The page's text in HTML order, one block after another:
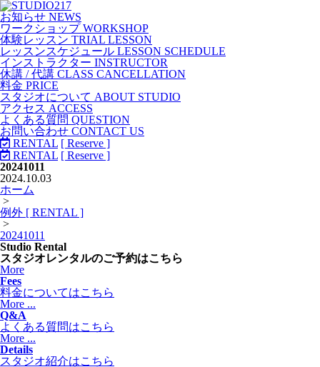
お知らせ NEWS
ワークショップ WORKSHOP
体験レッスン TRIAL LESSON
レッスンスケジュール LESSON SCHEDULE
インストラクター INSTRUCTOR
休講 / 代講 CLASS CANCELLATION
料金 PRICE
スタジオについて ABOUT STUDIO
アクセス ACCESS
よくある質問 QUESTION
お問い合わせ CONTACT US
RENTAL [ Reserve ]
RENTAL [ Reserve ]
20241011
2024.10.03
ホーム
>
例外 [ RENTAL ]
>
20241011
Studio Rental
スタジオレンタルのご予約はこちら
More
Fees
料金についてはこちら
More ...
Q&A
よくある質問はこちら
More ...
Details
スタジオ紹介はこちら